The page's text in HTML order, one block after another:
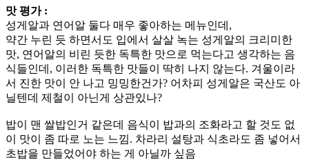
맛 평가 :
성게알과 연어알 둘다 매우 좋아하는 메뉴인데,
약간 누린 듯 하면서도 입에서 살살 녹는 성게알의 크리미한
맛, 연어알의 비린 듯한 독특한 맛으로 먹는다고 생각하는 음
식들인데, 이러한 독특한 맛들이 딱히 나지 않는다. 겨울이라
서 진한 맛이 안 나고 밍밍한건가? 어차피 성게알은 국산도 아
닐텐데 제철이 아닌게 상관있나?
밥이 맨 쌀밥인거 같은데 음식이 밥과의 조화라고 할 것도 없
이 맛이 좀 따로 노는 느낌. 차라리 설탕과 식초라도 좀 넣어서
초밥을 만들었어야 하는 게 아닐까 싶음